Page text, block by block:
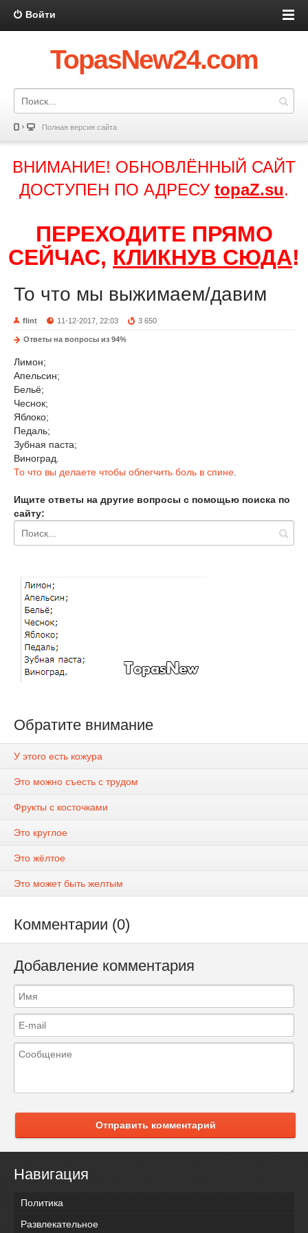
Войти
TopasNew24.com
Полная версия сайта
ВНИМАНИЕ! ОБНОВЛЁННЫЙ САЙТ
ДОСТУПЕН ПО АДРЕСУ topaZ.su.
ПЕРЕХОДИТЕ ПРЯМО
СЕЙЧАС, КЛИКНУВ СЮДА!
То что мы выжимаем/давим
flint 11-12-2017, 22:03 3 650
Ответы на вопросы из 94%
Лимон;
Апельсин;
Бельё;
Чеснок;
Яблоко;
Педаль;
Зубная паста;
Виноград.
То что вы делаете чтобы облегчить боль в спине
Ищите ответы на другие вопросы с помощью поиска по
сайту:
Обратите внимание
У этого есть кожура
Это можно съесть с трудом
Фрукты с косточками
Это круглое
Это жёлтое
Это может быть желтым
Комментарии (0)
Добавление комментария
Отправить комментарий
Навигация
Политика
Развлекательное